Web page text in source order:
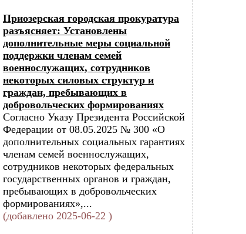
Приозерская городская прокуратура
разъясняет: Установлены
дополнительные меры социальной
поддержки членам семей
военнослужащих, сотрудников
некоторых силовых структур и
граждан, пребывающих в
добровольческих формированиях
Согласно Указу Президента Российской
Федерации от 08.05.2025 № 300 «О
дополнительных социальных гарантиях
членам семей военнослужащих,
сотрудников некоторых федеральных
государственных органов и граждан,
пребывающих в добровольческих
формированиях»,...
(добавлено 2025-06-22 )